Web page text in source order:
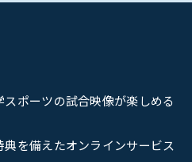
ポーツの試合映像が楽しめる
を備えたオンラインサービス